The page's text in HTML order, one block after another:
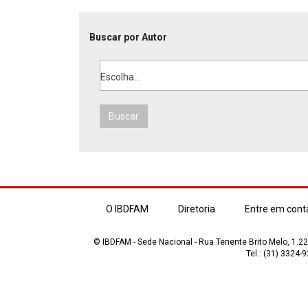
Buscar por Autor
Escolha...
Buscar
O IBDFAM Diretoria Entre em
© IBDFAM - Sede Nacional - Rua Tenente Brito Melo,
Tel.: (31) 3324-